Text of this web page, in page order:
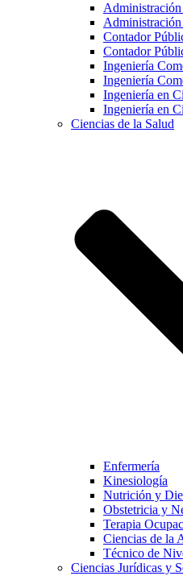
Contador
Contador
Ingeniería
Ingeniería
Ingeniería en
Ingeniería en
Ciencias de la Salud
Enfermería
Kinesiología
Nutrición y
Obstetricia y
Terapia
Ciencias de la
Técnico de
Ciencias Jurídicas y